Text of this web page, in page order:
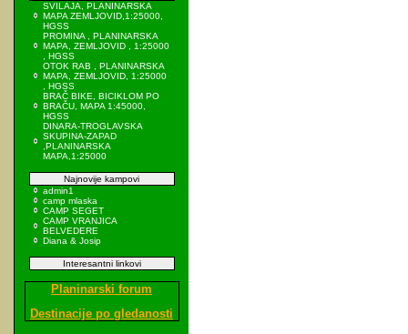
SVILAJA, PLANINARSKA
MAPA ZEMLJOVID,1:25000,
HGSS
PROMINA , PLANINARSKA
MAPA, ZEMLJOVID , 1:25000
, HGSS
OTOK RAB , PLANINARSKA
MAPA, ZEMLJOVID, 1:25000
, HGSS
BRAČ BIKE, BICIKLOM PO
BRAČU, MAPA 1:45000,
HGSS
DINARA-TROGLAVSKA
SKUPINA-ZAPAD
,PLANINARSKA
MAPA,1:25000
Najnovije kampovi
admin1
camp mlaska
CAMP SEGET
CAMP VRANJICA
BELVEDERE
Diana & Josip
Interesantni linkovi
Planinarski forum
Destinacije po gledanosti